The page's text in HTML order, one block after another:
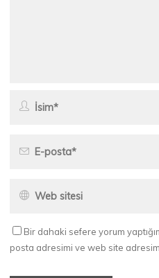
Bir dahaki sefere yorum
posta adresimi ve web site